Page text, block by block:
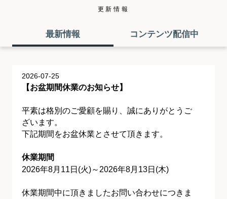
更新情報
最新情報 コンテンツ配信中
2026-07-25
【お盆期間休業のお知らせ】
平素は格別のご愛顧を賜り、誠にありがとうご
ざいます。
下記期間をお盆休業とさせて頂きます。
休業期間
2026年8月11日(火)～2026年8月13日(木)
休業期間中に頂きましたお問い合わせにつきま